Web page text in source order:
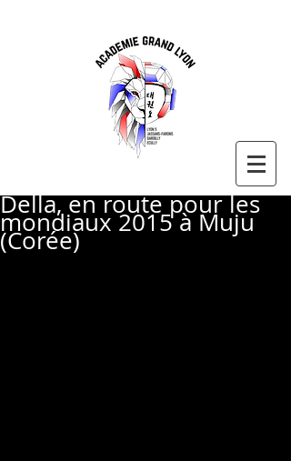
Della, en route pour les
mondiaux 2015 à Muju
(Corée)